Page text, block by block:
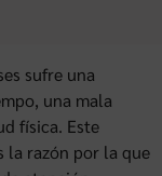
sufre una
una mala
física. Este
la razón por la que